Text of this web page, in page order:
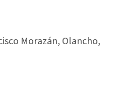
Morazán, Olancho,